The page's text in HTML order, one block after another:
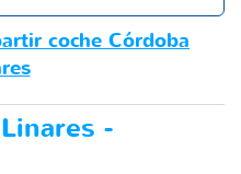
coche Córdoba
-